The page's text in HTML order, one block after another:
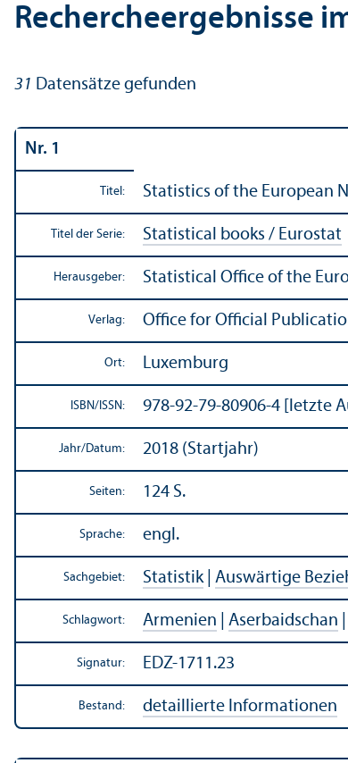
Rechercheergebnisse
31 Datensätze gefunden
Nr. 1
Titel: Statistics of the European
Titel der Serie: Statistical books / Eurostat
Herausgeber: Statistical Office of the
Verlag: Office for Official
Ort: Luxemburg
ISBN/ ISSN: 978-92-79-80906-4 [letzte
Jahr/Datum: 2018 (Startjahr)
Seiten: 124 S.
Sprache: engl.
Sachgebiet: Statistik| Auswärtige
Schlagwort: Armenien Aserbaidschan
Signatur: EDZ-1711.23
Bestand: detaillierte Informationen